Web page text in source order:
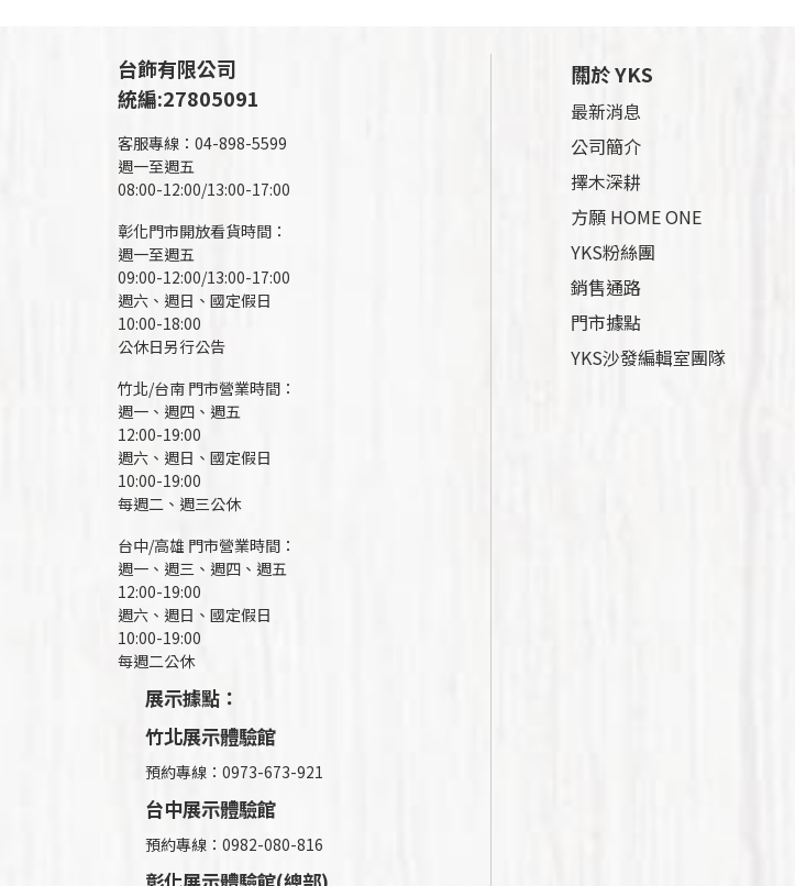
台飾有限公司
統編:27805091
客服專線：04-898-5599
週一至週五
08:00-12:00/13:00-17:00
彰化門市開放看貨時間：
週一至週五
09:00-12:00/13:00-17:00
週六、週日、國定假日
10:00-18:00
公休日另行公告
竹北/台南 門市營業時間：
週一、週四、週五
12:00-19:00
週六、週日、國定假日
10:00-19:00
每週二、週三公休
台中/高雄 門市營業時間：
週一、週三、週四、週五
12:00-19:00
週六、週日、國定假日
10:00-19:00
每週二公休
展示據點：
竹北展示體驗館
預約專線：0973-673-921
台中展示體驗館
預約專線：0982-080-816
關於 YKS
最新消息
公司簡介
擇木深耕
方願 HOME ONE
YKS粉絲團
銷售通路
門市據點
YKS沙發編輯室團隊